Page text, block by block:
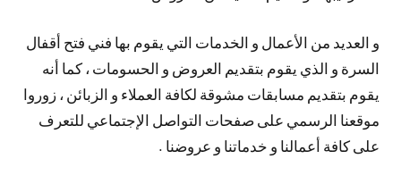
و العديد من الأعمال و الخدمات التي يقوم بها فني فتح أقفال
السرة و الذي يقوم بتقديم العروض و الحسومات ، كما أنه
يقوم بتقديم مسابقات مشوقة لكافة العملاء و الزبائن ، زوروا
موقعنا الرسمي على صفحات التواصل الإجتماعي للتعرف
على كافة أعمالنا و خدماتنا و عروضنا .